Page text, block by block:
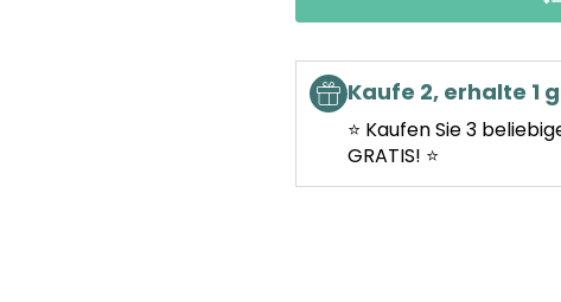
Kaufe 2, erhalte 1
⭐ Kaufen Sie 3
GRATIS! ⭐